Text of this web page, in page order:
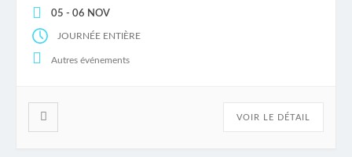
Certification Clean. Percevoir, rendre visible,
métaphores personnelles dans […]
05 - 06 NOV
JOURNÉE ENTIÈRE
Autres événements
VOIR LE DÉTAIL